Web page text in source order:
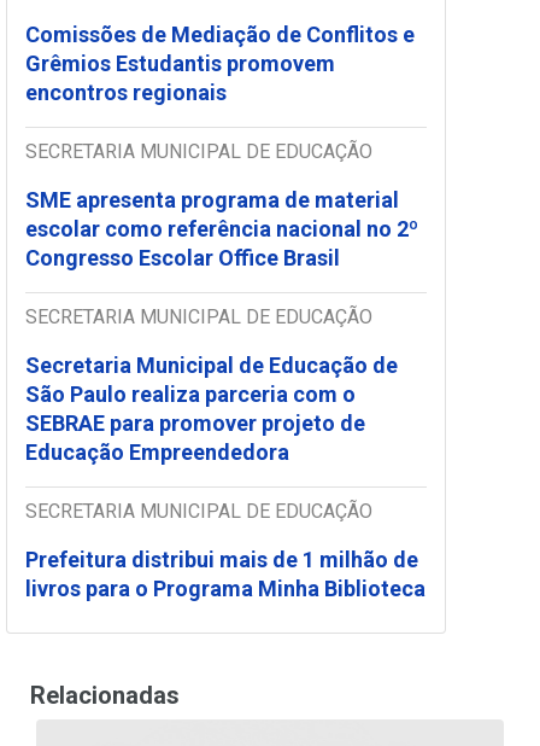
Comissões de Mediação de Conflitos e
Grêmios Estudantis promovem
encontros regionais
SECRETARIA MUNICIPAL DE EDUCAÇÃO
SME apresenta programa de material
escolar como referência nacional no 2º
Congresso Escolar Office Brasil
SECRETARIA MUNICIPAL DE EDUCAÇÃO
Secretaria Municipal de Educação de
São Paulo realiza parceria com o
SEBRAE para promover projeto de
Educação Empreendedora
SECRETARIA MUNICIPAL DE EDUCAÇÃO
Prefeitura distribui mais de 1 milhão de
livros para o Programa Minha Biblioteca
Relacionadas